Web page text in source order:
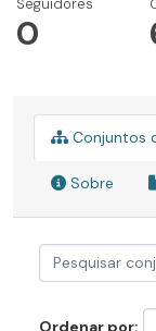
Seguidores
0
Conjuntos
Sobre
Ordenar por